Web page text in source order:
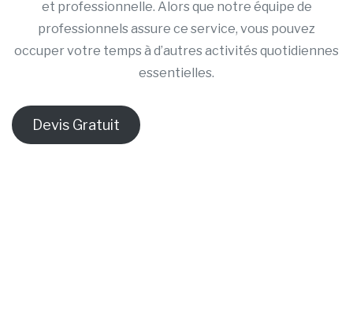
et professionnelle. Alors que notre équipe de
professionnels assure ce service, vous pouvez
occuper votre temps à d’autres activités quotidiennes
essentielles.
Devis Gratuit